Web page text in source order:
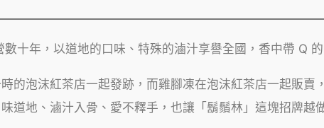
數十年，以道地的口味、特殊的滷汁享譽全國，香中帶 Q
的泡沫紅茶店一起發跡，而雞腳凍在泡沫紅茶店一起販
道地、滷汁入骨、愛不釋手，也讓「鬍鬚林」這塊招牌越